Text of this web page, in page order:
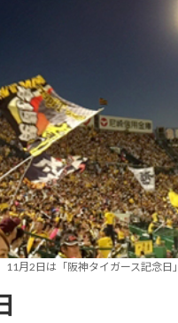
11月2日は「阪神タイガース記念日」